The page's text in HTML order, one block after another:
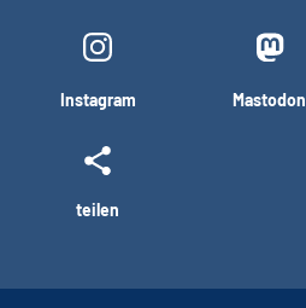
Instagram Mastodon
teilen